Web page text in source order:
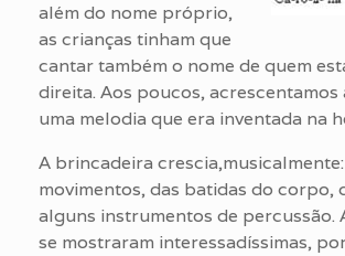
além do nome próprio,
as crianças tinham que
cantar também o nome de quem
direita. Aos poucos, acrescentamos
uma melodia que era inventada na
A brincadeira
movimentos, das batidas do corpo,
alguns instrumentos de percussão.
se mostraram interessadíssimas,